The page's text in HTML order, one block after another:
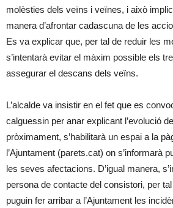
molèsties dels veïns i veïnes, i això
manera d’afrontar cadascuna de les
Es va explicar que, per tal de reduir les
s’intentarà evitar el màxim possible els
assegurar el descans dels veïns.
L’alcalde va insistir en el fet que es
calguessin per anar explicant l’evolució
pròximament, s’habilitarà un espai a la
l’Ajuntament (parets.cat) on s’informarà
les seves afectacions. D’igual manera,
persona de contacte del consistori, per
puguin fer arribar a l’Ajuntament les